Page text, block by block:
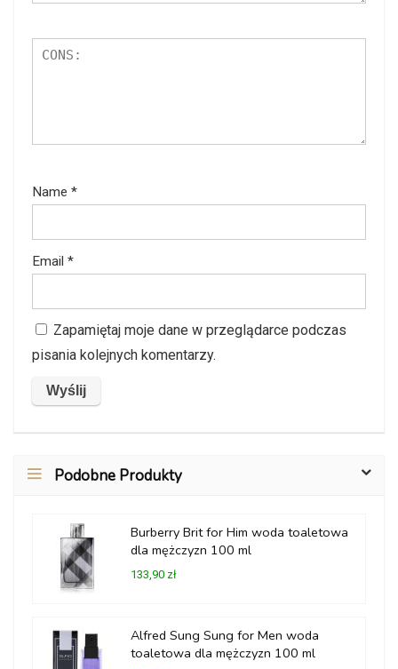
Name *
Email *
Zapamiętaj moje dane w przeglądarce podczas
pisania kolejnych komentarzy.
Podobne Produkty
Burberry Brit for Him woda toaletowa
dla mężczyzn 100 ml
133,90 zł
Alfred Sung Sung for Men woda
toaletowa dla mężczyzn 100 ml